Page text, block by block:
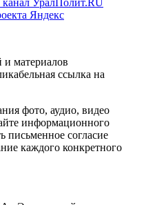
УралПолит.RU
Яндекс
материалов
ссылка на
фото, аудио, видео
информационного
письменное согласие
каждого конкретного